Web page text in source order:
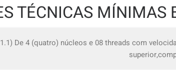
TÉCNICAS MÍNIMAS
1.1) De 4 (quatro) núcleos e 08 threads com